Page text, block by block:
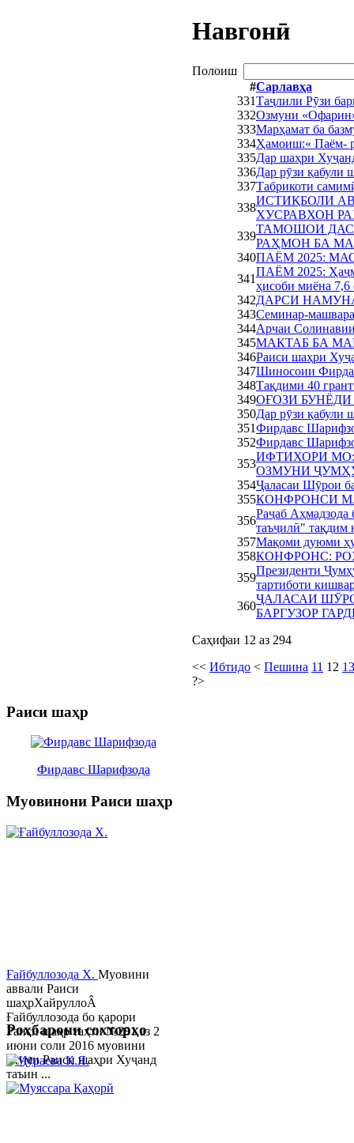
Навгонӣ
Полоиш
#Сарлавҳа
331Таҷлили Рӯзи
332Озмуни
333Марҳамат ба
334Ҳамоиш:« Паём-
335Дар шаҳри
336Дар рӯзи қабули
337Табрикоти
338
ИСТИҚБОЛИ
ХУСРАВХОН
339
ТАМОШОИ
РАҲМОН БА
340ПАЁМ 2025:
341
ПАЁМ 2025:
ҳисоби миёна
342ДАРСИ
343Семинар-
344Арчаи
345МАКТАБ БА
346Раиси шаҳри
347Шиносоии
348Тақдими 40
349ОҒОЗИ
350Дар рӯзи қабули
351Фирдавс
352Фирдавс
353
ИФТИХОРИ
ОЗМУНИ
354Ҷаласаи Шӯрои
355КОНФРОНСИ
356
Раҷаб
таъҷилӣ" тақдим
357Мақоми дуюми
358КОНФРОНС:
359
Президенти
тартиботи
360
ҶАЛАСАИ
БАРГУЗОР
Саҳифаи 12 аз 294
<< Ибтидо < Пешина 11 12 13
?>
Раиси шаҳр
Фирдавс Шарифзода
Муовинони Раиси шаҳр
Ғайбуллозода Х. Муовини
аввали Раиси
шаҳрХайруллоÂ
Ғайбуллозода бо қарори
Раиси шаҳр таҳти №281 аз 2
июни соли 2016 муовини
якуми Раиси шаҳри Хуҷанд
таъин ...
Роҳбарони сохторҳо